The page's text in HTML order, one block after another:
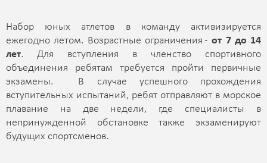
Набор юных атлетов в команду активизируется
ежегодно летом. Возрастные ограничения -от 7 до 14
лет. Для вступления в членство спортивного
объединения ребятам требуется пройти первичные
экзамены. В случае успешного прохождения
вступительных испытаний, ребят отправляют в морское
плавание на две недели, где специалисты в
непринужденной обстановке также экзаменируют
будущих спортсменов.